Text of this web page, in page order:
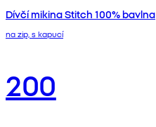
Dívčí mikina Stitch 100% bavlna
na zip, s kapucí
200